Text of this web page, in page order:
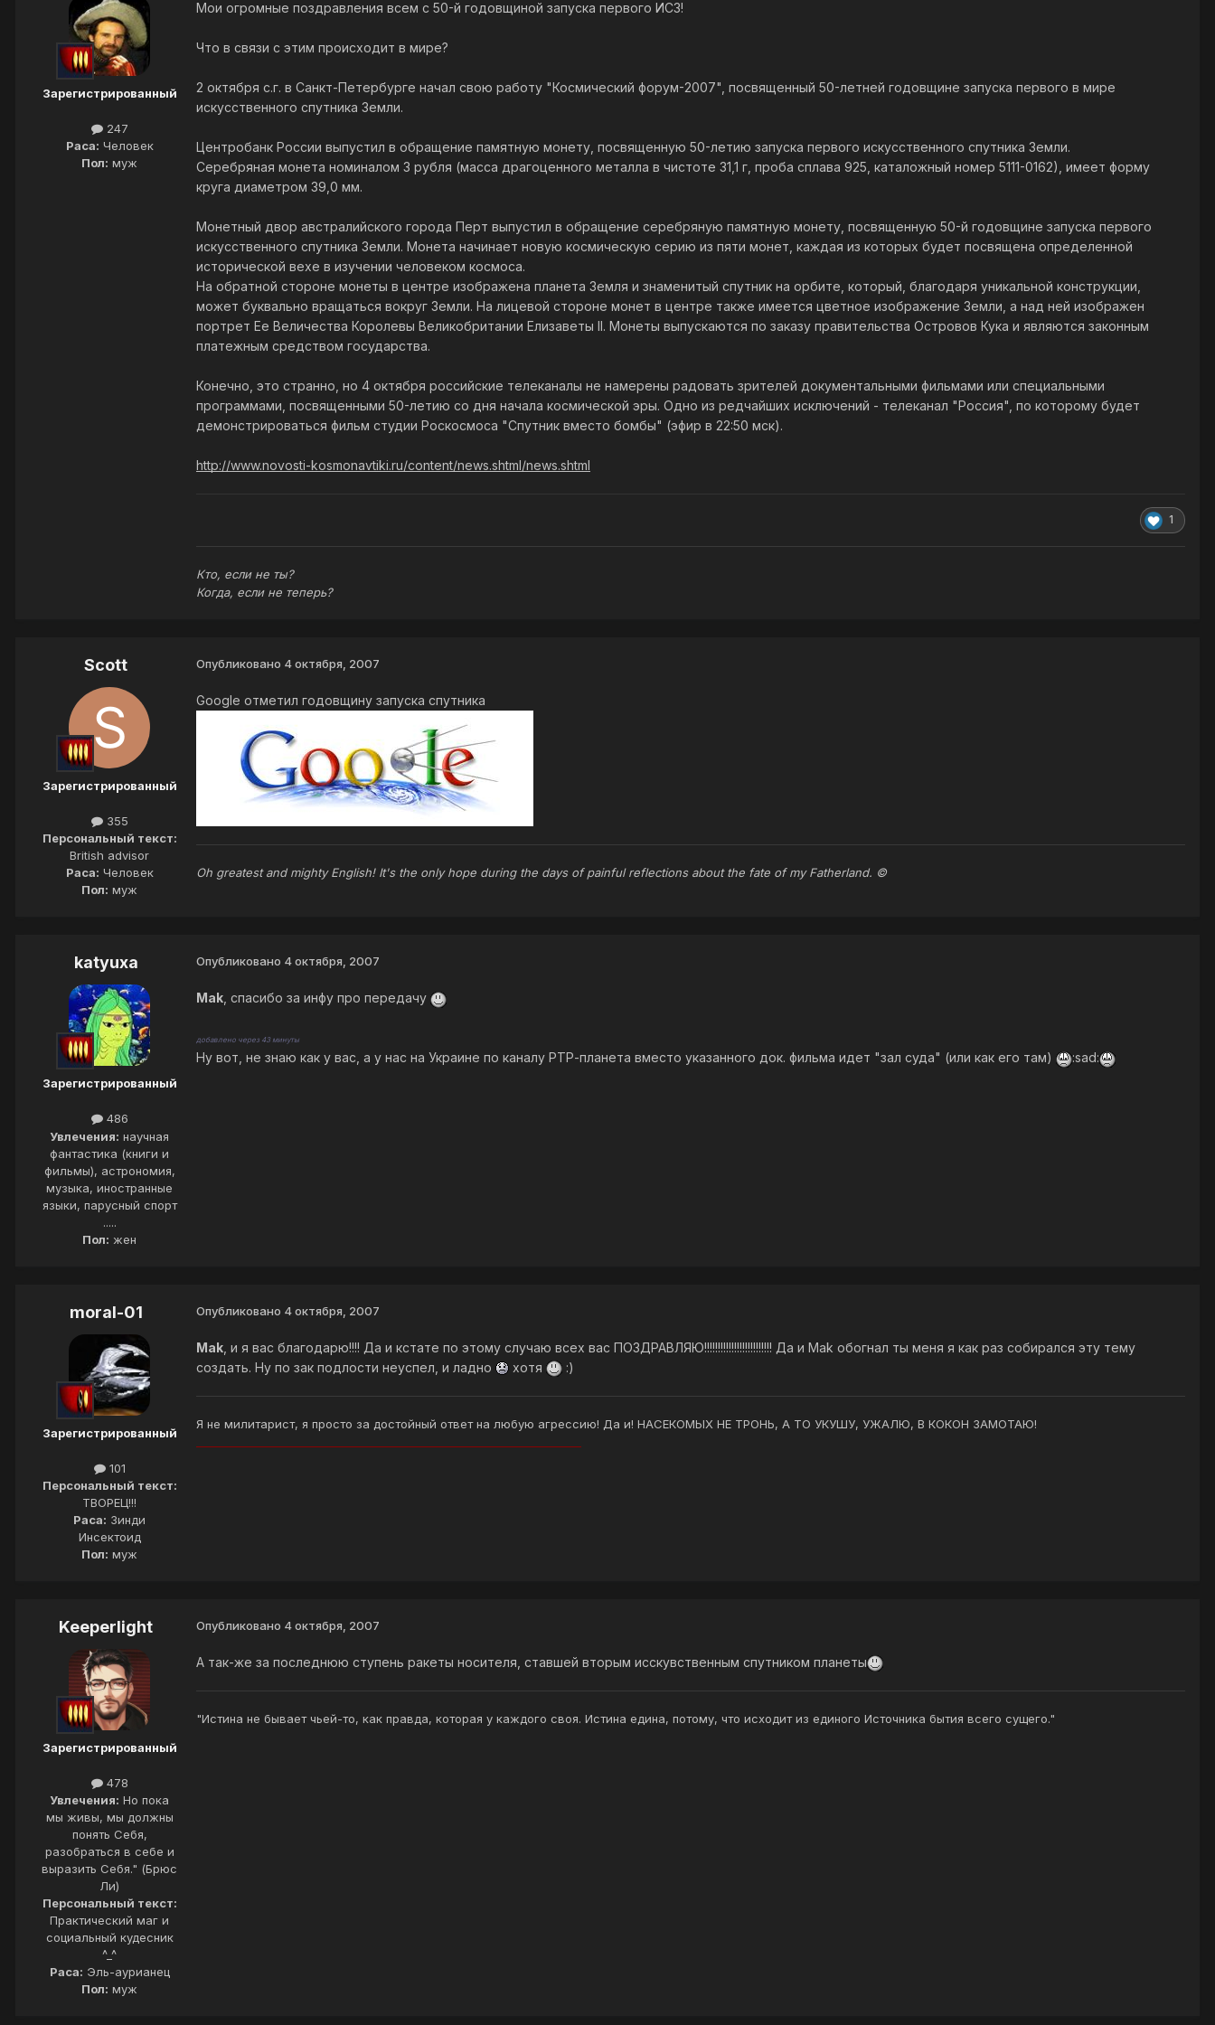
Зарегистрированный
247
Раса: Человек
Пол: муж
Мои огромные поздравления всем с 50-й годовщиной запуска первого ИСЗ!
Что в связи с этим происходит в мире?
2 октября с.г. в Санкт-Петербурге начал свою работу "Космический форум-2007", посвященный 50-летней годовщине запуска первого в мире
искусственного спутника Земли.
Центробанк России выпустил в обращение памятную монету, посвященную 50-летию запуска первого искусственного спутника Земли.
Серебряная монета номиналом 3 рубля (масса драгоценного металла в чистоте 31,1 г, проба сплава 925, каталожный номер 5111-0162), имеет форму
круга диаметром 39,0 мм.
Монетный двор австралийского города Перт выпустил в обращение серебряную памятную монету, посвященную 50-й годовщине запуска первого
искусственного спутника Земли. Монета начинает новую космическую серию из пяти монет, каждая из которых будет посвящена определенной
исторической вехе в изучении человеком космоса.
На обратной стороне монеты в центре изображена планета Земля и знаменитый спутник на орбите, который, благодаря уникальной конструкции,
может буквально вращаться вокруг Земли. На лицевой стороне монет в центре также имеется цветное изображение Земли, а над ней изображен
портрет Ее Величества Королевы Великобритании Елизаветы II. Монеты выпускаются по заказу правительства Островов Кука и являются законным
платежным средством государства.
Конечно, это странно, но 4 октября российские телеканалы не намерены радовать зрителей документальными фильмами или специальными
программами, посвященными 50-летию со дня начала космической эры. Одно из редчайших исключений - телеканал "Россия", по которому будет
демонстрироваться фильм студии Роскосмоса "Спутник вместо бомбы" (эфир в 22:50 мск).
http://www.novosti-kosmonavtiki.ru/content/news.shtml/news.shtml
1
Кто, если не ты?
Когда, если не теперь?
Scott
Зарегистрированный
355
Персональный текст:
British advisor
Раса: Человек
Пол: муж
Опубликовано 4 октября, 2007
Google отметил годовщину запуска спутника
Oh greatest and mighty English! It's the only hope during the days of painful reflections about the fate of my Fatherland. ©
katyuxa
Зарегистрированный
486
Увлечения: научная
фантастика (книги и
фильмы), астрономия,
музыка, иностранные
языки, парусный спорт
.....
Пол: жен
Опубликовано 4 октября, 2007
Mak , спасибо за инфу про передачу
добавлено через 43 минуты
Ну вот, не знаю как у вас, а у нас на Украине по каналу РТР-планета вместо указанного док. фильма идет "зал суда" (или как его там) :sad:
moral-01
Зарегистрированный
101
Персональный текст:
ТВОРЕЦ!!!
Раса: Зинди
Инсектоид
Пол: муж
Опубликовано 4 октября, 2007
Mak , и я вас благодарю!!!! Да и кстате по этому случаю всех вас ПОЗДРАВЛЯЮ!!!!!!!!!!!!!!!!!!!!!!!!! Да и Mak обогнал ты меня я как раз собирался эту тему
создать. Ну по зак подлости неуспел, и ладно
хотя :)
Я не милитарист, я просто за достойный ответ на любую агрессию! Да и! НАСЕКОМЫХ НЕ ТРОНЬ, А ТО УКУШУ, УЖАЛЮ, В КОКОН ЗАМОТАЮ!
Keeperlight
Зарегистрированный
478
Увлечения: Но пока
мы живы, мы должны
понять Себя,
разобраться в себе и
выразить Себя." (Брюс
Ли)
Персональный текст:
Практический маг и
социальный кудесник
^_^
Раса: Эль-аурианец
Пол: муж
Опубликовано 4 октября, 2007
А так-же за последнюю ступень ракеты носителя, ставшей вторым исскувственным спутником планеты
"Истина не бывает чьей-то, как правда, которая у каждого своя. Истина едина, потому, что исходит из единого Источника бытия всего сущего."